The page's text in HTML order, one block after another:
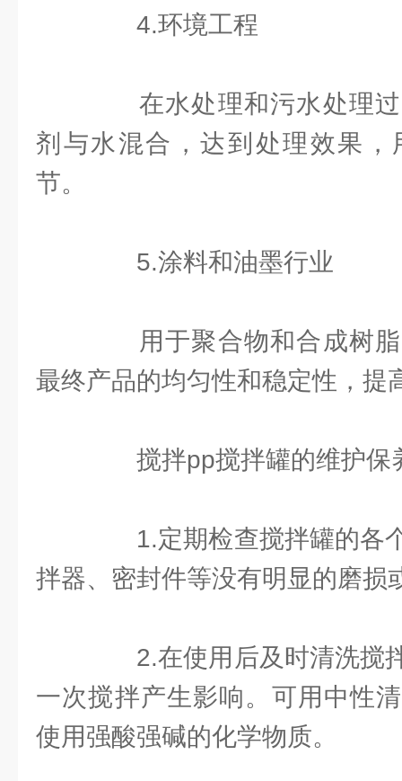
4.环境工程
在水处理和污水处理过
剂与水混合，达到处理效果，
节。
5.涂料和油墨行业
用于聚合物和合成树脂
最终产品的均匀性和稳定性，提
搅拌pp搅拌罐的维护保
1.定期检查搅拌罐的各
拌器、密封件等没有明显的磨损
2.在使用后及时清洗搅
一次搅拌产生影响。可用中性
使用强酸强碱的化学物质。